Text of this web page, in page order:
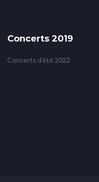
Concerts 2019
Concerts d’été 2022